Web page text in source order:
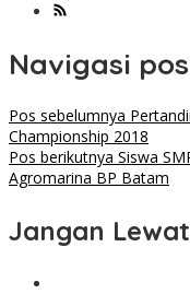
Navigasi pos
Pos sebelumnya
Championship 2018
Pos berikutnya Siswa
Agromarina BP Batam
Jangan